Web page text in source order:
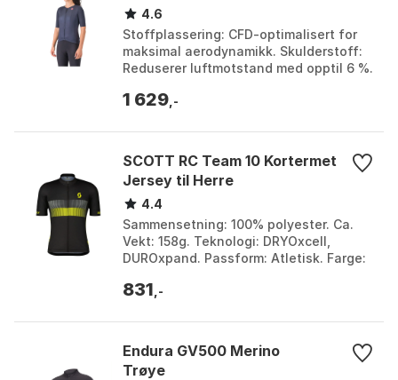
4.6
Stoffplassering: CFD-optimalisert for
maksimal aerodynamikk. Skulderstoff:
Reduserer luftmotstand med opptil 6 %.
komfort. ...
1 629 ,-
SCOTT RC Team 10 Kortermet
Jersey til Herre
4.4
Sammensetning: 100% polyester. Ca.
Vekt: 158g. Teknologi: DRYOxcell,
DUROxpand. Passform: Atletisk. Farge:
Størrelse: S.
831 ,-
Endura GV500 Merino
Trøye